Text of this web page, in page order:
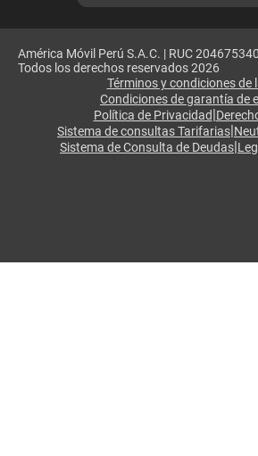
América Móvil Perú S.A.C. | RUC
Todos los derechos reservados 2026
Términos y condiciones de
Condiciones de garantía de
Política de Privacidad|
Sistema de consultas Tarifarias|
Sistema de Consulta de Deudas|